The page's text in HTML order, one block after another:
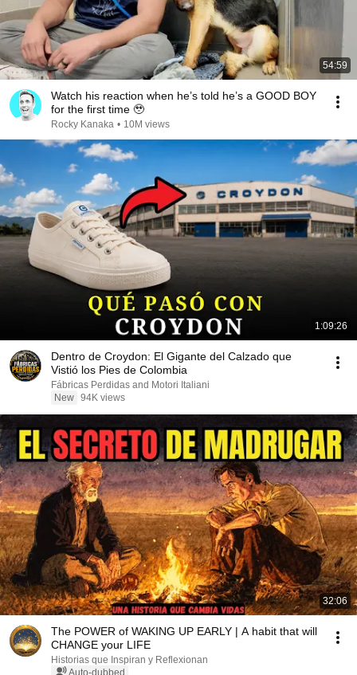
54:59
Watch his reaction when he’s told he’s a GOOD BOY
for the first time 🥹
Rocky Kanaka • 10M views
1:09:26
Dentro de Croydon: El Gigante del Calzado que
Vistió los Pies de Colombia
Fábricas Perdidas and Motori Italiani
New 94K views
32:06
The POWER of WAKING UP EARLY | A habit that will
CHANGE your LIFE
Historias que Inspiran y Reflexionan
Auto-dubbed